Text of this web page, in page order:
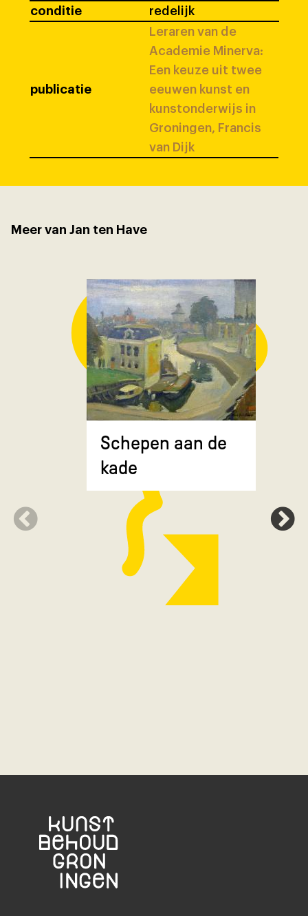
conditie
redelijk
publicatie
Leraren van de
Academie Minerva:
Een keuze uit twee
eeuwen kunst en
kunstonderwijs in
Groningen, Francis
van Dijk
Meer van Jan ten Have
Schepen aan de
kade